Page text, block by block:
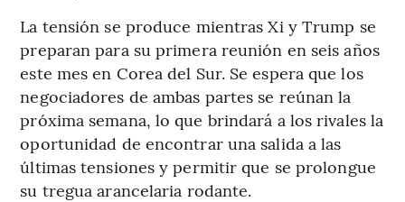
La tensión se produce mientras Xi y Trump se
preparan para su primera reunión en seis años
este mes en Corea del Sur. Se espera que los
negociadores de ambas partes se reúnan la
próxima semana, lo que brindará a los rivales la
oportunidad de encontrar una salida a las
últimas tensiones y permitir que se prolongue
su tregua arancelaria rodante.